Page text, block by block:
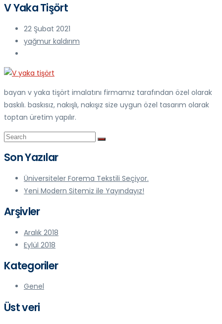
V Yaka Tişört
22 Şubat 2021
yağmur kaldırım
bayan v yaka tişört imalatını firmamız tarafından özel olarak
baskılı. baskısız, nakışlı, nakışız size uygun özel tasarım olarak
toptan üretim yapılır.
Son Yazılar
Üniversiteler Forema Tekstili Seçiyor.
Yeni Modern Sitemiz ile Yayındayız!
Arşivler
Aralık 2018
Eylül 2018
Kategoriler
Genel
Üst veri